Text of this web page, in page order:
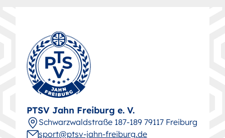
PTSV Jahn Freiburg e. V.
Schwarz­wald­straße 187-189 79117 Freiburg
sport@ptsv-jahn-freiburg.de